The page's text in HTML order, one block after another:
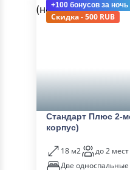
+100 бонусов за ночь
Скидка - 500 RUB
Стандарт Плюс 2-
корпус)
18 м2
до 2 мест
Две односпальные